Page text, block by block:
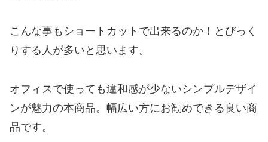
こんな事もショートカットで出来るのか！とびっく
りする人が多いと思います。
オフィスで使っても違和感が少ないシンプルデザイ
ンが魅力の本商品。幅広い方にお勧めできる良い商
品です。